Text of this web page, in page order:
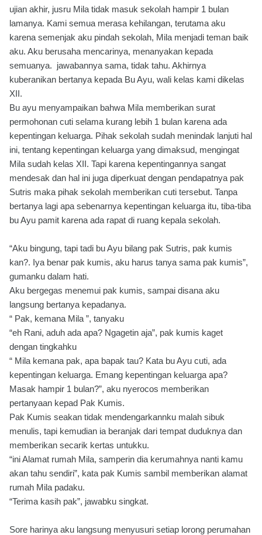
ujian akhir, jusru Mila tidak masuk sekolah hampir 1 bulan
lamanya. Kami semua merasa kehilangan, terutama aku
karena semenjak aku pindah sekolah, Mila menjadi teman baik
aku. Aku berusaha mencarinya, menanyakan kepada
semuanya. jawabannya sama, tidak tahu. Akhirnya
kuberanikan bertanya kepada Bu Ayu, wali kelas kami dikelas
XII.
Bu ayu menyampaikan bahwa Mila memberikan surat
permohonan cuti selama kurang lebih 1 bulan karena ada
kepentingan keluarga. Pihak sekolah sudah menindak lanjuti hal
ini, tentang kepentingan keluarga yang dimaksud, mengingat
Mila sudah kelas XII. Tapi karena kepentingannya sangat
mendesak dan hal ini juga diperkuat dengan pendapatnya pak
Sutris maka pihak sekolah memberikan cuti tersebut. Tanpa
bertanya lagi apa sebenarnya kepentingan keluarga itu, tiba-tiba
bu Ayu pamit karena ada rapat di ruang kepala sekolah.
“Aku bingung, tapi tadi bu Ayu bilang pak Sutris, pak kumis
kan?. Iya benar pak kumis, aku harus tanya sama pak kumis”,
gumanku dalam hati.
Aku bergegas menemui pak kumis, sampai disana aku
langsung bertanya kepadanya.
“ Pak, kemana Mila ”, tanyaku
“eh Rani, aduh ada apa? Ngagetin aja”, pak kumis kaget
dengan tingkahku
“ Mila kemana pak, apa bapak tau? Kata bu Ayu cuti, ada
kepentingan keluarga. Emang kepentingan keluarga apa?
Masak hampir 1 bulan?”, aku nyerocos memberikan
pertanyaan kepad Pak Kumis.
Pak Kumis seakan tidak mendengarkannku malah sibuk
menulis, tapi kemudian ia beranjak dari tempat duduknya dan
memberikan secarik kertas untukku.
“ini Alamat rumah Mila, samperin dia kerumahnya nanti kamu
akan tahu sendiri”, kata pak Kumis sambil memberikan alamat
rumah Mila padaku.
“Terima kasih pak”, jawabku singkat.
Sore harinya aku langsung menyusuri setiap lorong perumahan